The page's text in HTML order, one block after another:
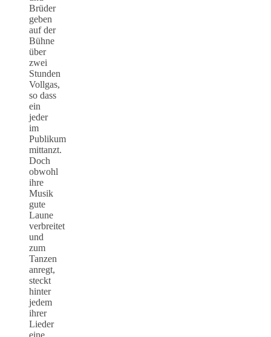
Brüder
geben
auf der
Bühne
über
zwei
Stunden
Vollgas,
so dass
ein
jeder
im
Publikum
mittanzt.
Doch
obwohl
ihre
Musik
gute
Laune
verbreitet
und
zum
Tanzen
anregt,
steckt
hinter
jedem
ihrer
Lieder
eine